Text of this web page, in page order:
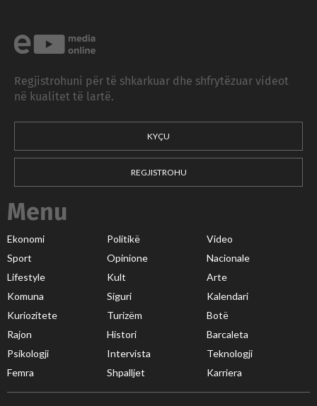
Regjistrohuni për të shkarkuar dhe shfrytëzuar videot
në kualitet të lartë.
KYÇU
REGJISTROHU
Menu
Ekonomi Politikë
Video
Sport
Opinione
Nacionale
Lifestyle
Kult
Arte
Komuna
Siguri
Kalendari
Kuriozitete
Turizëm
Botë
Rajon
Histori
Barcaleta
Psikologji
Intervista
Teknologji
Femra
Shpalljet Karriera